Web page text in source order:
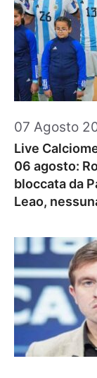
07 Agosto
Live
06 agosto:
bloccata da
Leao,